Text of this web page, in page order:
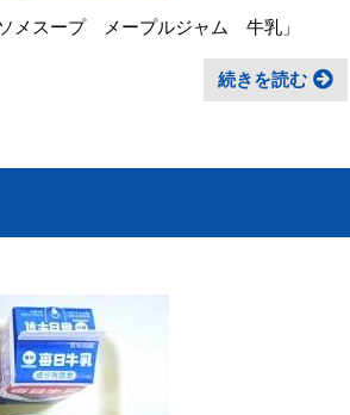
メスープ メープルジャム 牛乳」
続きを読む